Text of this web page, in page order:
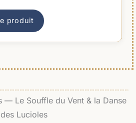
produit
— Le Souffle du Vent & la Danse
des Lucioles